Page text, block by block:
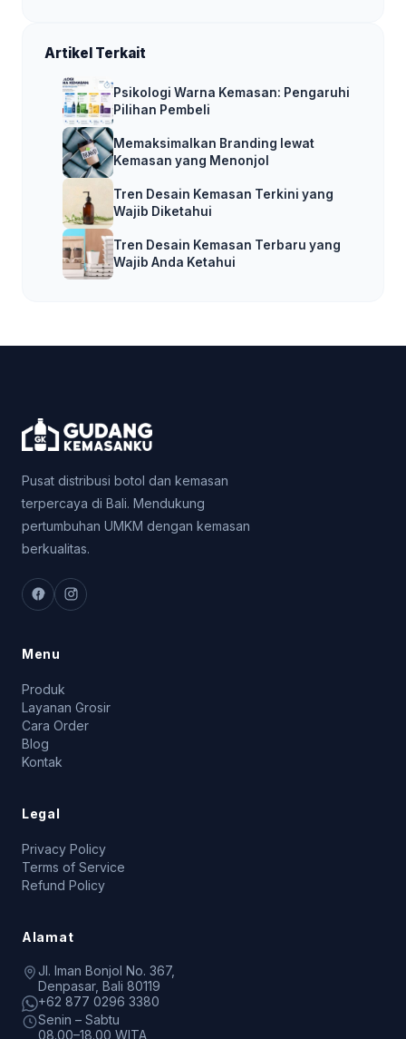
Artikel Terkait
Psikologi Warna Kemasan: Pengaruhi
Pilihan Pembeli
Memaksimalkan Branding lewat
Kemasan yang Menonjol
Tren Desain Kemasan Terkini yang
Wajib Diketahui
Tren Desain Kemasan Terbaru yang
Wajib Anda Ketahui
Pusat distribusi botol dan kemasan
terpercaya di Bali. Mendukung
pertumbuhan UMKM dengan kemasan
berkualitas.
Menu
Produk
Layanan Grosir
Cara Order
Blog
Kontak
Legal
Privacy Policy
Terms of Service
Refund Policy
Alamat
Jl. Iman Bonjol No. 367,
Denpasar, Bali 80119
+62 877 0296 3380
Senin – Sabtu
08.00–18.00 WITA